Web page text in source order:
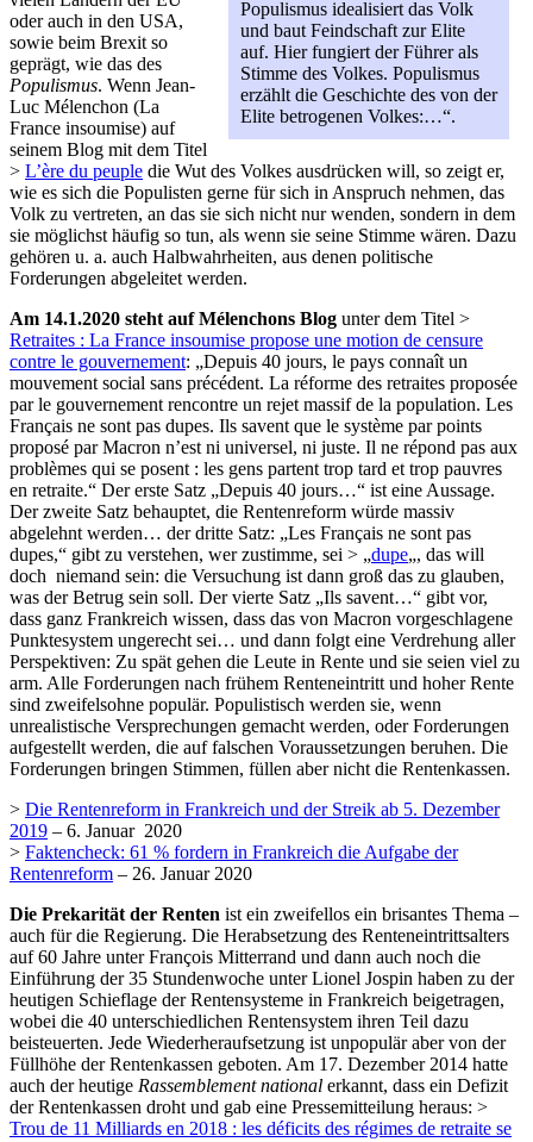
Populismus idealisiert das Volk
und baut Feindschaft zur Elite
auf. Hier fungiert der Führer als
Stimme des Volkes. Populismus
erzählt die Geschichte des von der
Elite betrogenen Volkes:…“.
oder auch in den USA,
sowie beim Brexit so
geprägt, wie das des
Populismus. Wenn Jean-
Luc Mélenchon (La
France insoumise) auf
seinem Blog mit dem Titel
> L’ère du peuple die Wut des Volkes ausdrücken will, so zeigt er,
wie es sich die Populisten gerne für sich in Anspruch nehmen, das
Volk zu vertreten, an das sie sich nicht nur wenden, sondern in dem
sie möglichst häufig so tun, als wenn sie seine Stimme wären. Dazu
gehören u. a. auch Halbwahrheiten, aus denen politische
Forderungen abgeleitet werden.
Am 14.1.2020 steht auf Mélenchons Blog unter dem Titel >
Retraites : La France insoumise propose une motion de censure
contre le gouvernement: „Depuis 40 jours, le pays connaît un
mouvement social sans précédent. La réforme des retraites proposée
par le gouvernement rencontre un rejet massif de la population. Les
Français ne sont pas dupes. Ils savent que le système par points
proposé par Macron n’est ni universel, ni juste. Il ne répond pas aux
problèmes qui se posent : les gens partent trop tard et trop pauvres
en retraite.“ Der erste Satz „Depuis 40 jours…“ ist eine Aussage.
Der zweite Satz behauptet, die Rentenreform würde massiv
abgelehnt werden… der dritte Satz: „Les Français ne sont pas
dupes,“ gibt zu verstehen, wer zustimme, sei > „dupe„, das will
doch niemand sein: die Versuchung ist dann groß das zu glauben,
was der Betrug sein soll. Der vierte Satz „Ils savent…“ gibt vor,
dass ganz Frankreich wissen, dass das von Macron vorgeschlagene
Punktesystem ungerecht sei… und dann folgt eine Verdrehung aller
Perspektiven: Zu spät gehen die Leute in Rente und sie seien viel zu
arm. Alle Forderungen nach frühem Renteneintritt und hoher Rente
sind zweifelsohne populär. Populistisch werden sie, wenn
unrealistische Versprechungen gemacht werden, oder Forderungen
aufgestellt werden, die auf falschen Voraussetzungen beruhen. Die
Forderungen bringen Stimmen, füllen aber nicht die Rentenkassen.
> Die Rentenreform in Frankreich und der Streik ab 5. Dezember
2019 – 6. Januar 2020
> Faktencheck: 61 % fordern in Frankreich die Aufgabe der
Rentenreform – 26. Januar 2020
Die Prekarität der Renten ist ein zweifellos ein brisantes Thema –
auch für die Regierung. Die Herabsetzung des Renteneintrittsalters
auf 60 Jahre unter François Mitterrand und dann auch noch die
Einführung der 35 Stundenwoche unter Lionel Jospin haben zu der
heutigen Schieflage der Rentensysteme in Frankreich beigetragen,
wobei die 40 unterschiedlichen Rentensystem ihren Teil dazu
beisteuerten. Jede Wiederheraufsetzung ist unpopulär aber von der
Füllhöhe der Rentenkassen geboten. Am 17. Dezember 2014 hatte
auch der heutige Rassemblement national erkannt, dass ein Defizit
der Rentenkassen droht und gab eine Pressemitteilung heraus: >
Trou de 11 Milliards en 2018 : les déficits des régimes de retraite se